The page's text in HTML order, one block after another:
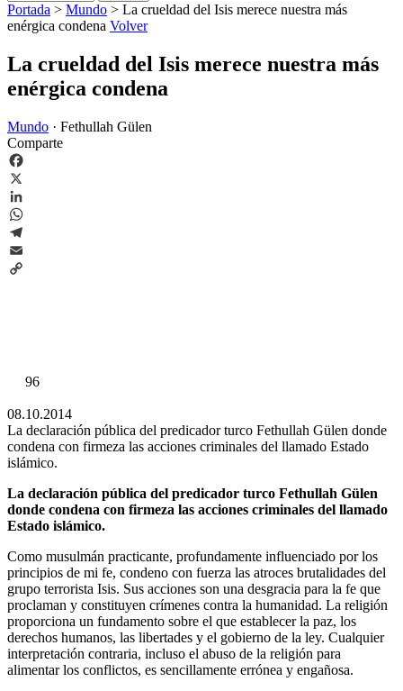
Portada > Mundo > La crueldad del Isis merece nuestra más
enérgica condena Volver
La crueldad del Isis merece nuestra más
enérgica condena
Mundo · Fethullah Gülen
Comparte
Facebook
X
LinkedIn
WhatsApp
Telegram
Email
96
08.10.2014
La declaración pública del predicador turco Fethullah Gülen donde
condena con firmeza las acciones criminales del llamado Estado
islámico.
La declaración pública del predicador turco Fethullah Gülen
donde condena con firmeza las acciones criminales del llamado
Estado islámico.
Como musulmán practicante, profundamente influenciado por los
principios de mi fe, condeno con fuerza las atroces brutalidades del
grupo terrorista Isis. Sus acciones son una desgracia para la fe que
proclaman y constituyen crímenes contra la humanidad. La religión
proporciona un fundamento sobre el que establecer la paz, los
derechos humanos, las libertades y el gobierno de la ley. Cualquier
interpretación contraria, incluso el abuso de la religión para
alimentar los conflictos, es sencillamente errónea y engañosa.